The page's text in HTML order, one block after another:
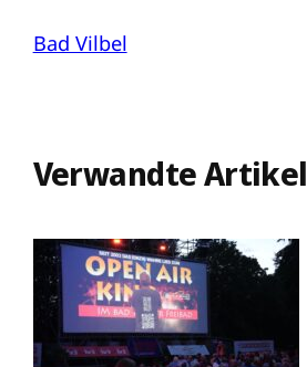
Bad Vilbel
Verwandte Artikel